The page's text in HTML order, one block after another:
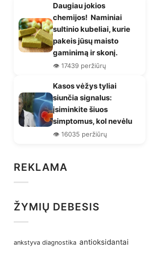
Daugiau jokios
chemijos! Naminiai
sultinio kubeliai, kurie
pakeis jūsų maisto
gaminimą ir skonį.
👁️ 17439 peržiūrų
Kasos vėžys tyliai
siunčia signalus:
įsiminkite šiuos
simptomus, kol nevėlu
👁️ 16035 peržiūrų
REKLAMA
ŽYMIŲ DEBESIS
ankstyva diagnostika antioksidantai